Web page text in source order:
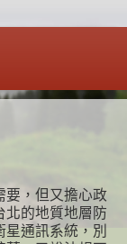
要，但又擔心政
北的地質地層防
通訊系統，別